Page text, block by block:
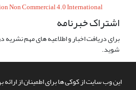
این وب سایت از کوکی ها برای اطمینان از ارائه
Non Commercial 4.0 International
اشتراک خبرنامه
برای دریافت اخبار و اطلاعیه های مهم
شوید.